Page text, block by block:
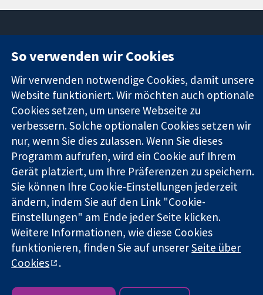
Zuverlässige
Evidenz
Informierte
Entscheidungen
Bessere
Gesundheit
11-13 Cavendish
Square
London
W1G0AN
Vereinigtes
Königreich
Sie uns
Neuigkeiten
Pressestelle
Über uns
Cochrane
Library
Die Cochrane Collaboration ist eine gemeinützige Organisation
(Nr. 1045921) und in England und in Wales als eine Gesellschaft
mit beschränkter Haftung (Nr. 03044323) registriert.
Umsatzsteuer-Identifikationsnummer GB 718 2127 49.
Copyright © 2026 The Cochrane Collaboration
Datenschutz|Cookie-Richtlinien|Cookie-Einstellungen
So verwenden wir Cookies
Wir verwenden notwendige Cookies, damit unsere
Website funktioniert. Wir möchten auch optionale
Cookies setzen, um unsere Webseite zu
verbessern. Solche optionalen Cookies setzen wir
nur, wenn Sie dies zulassen. Wenn Sie dieses
Programm aufrufen, wird ein Cookie auf Ihrem
Gerät platziert, um Ihre Präferenzen zu speichern.
Sie können Ihre Cookie-Einstellungen jederzeit
ändern, indem Sie auf den Link "Cookie-
Einstellungen" am Ende jeder Seite klicken.
Weitere Informationen, wie diese Cookies
funktionieren, finden Sie auf unsererSeite über
Cookies
.